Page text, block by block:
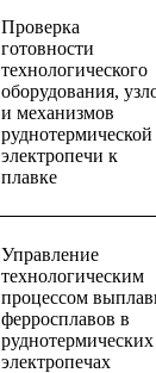
Проверка
готовности
технологического
оборудования,
и механизмов
руднотермической
электропечи к
плавке
Управление
технологическим
процессом
ферросплавов в
руднотермических
электропечах